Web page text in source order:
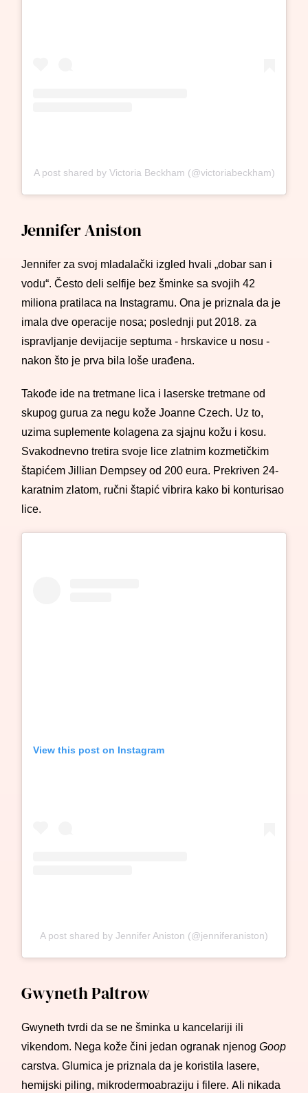
A post shared by Victoria Beckham (@victoriabeckham)
Jennifer Aniston
Jennifer za svoj mladalački izgled hvali „dobar san i
vodu“. Često deli selfije bez šminke sa svojih 42
miliona pratilaca na Instagramu. Ona je priznala da je
imala dve operacije nosa; poslednji put 2018. za
ispravljanje devijacije septuma - hrskavice u nosu -
nakon što je prva bila loše urađena.
Takođe ide na tretmane lica i laserske tretmane od
skupog gurua za negu kože Joanne Czech. Uz to,
uzima suplemente kolagena za sjajnu kožu i kosu.
Svakodnevno tretira svoje lice zlatnim kozmetičkim
štapićem Jillian Dempsey od 200 eura. Prekriven 24-
karatnim zlatom, ručni štapić vibrira kako bi konturisao
lice.
View this post on Instagram
A post shared by Jennifer Aniston (@jenniferaniston)
Gwyneth Paltrow
Gwyneth tvrdi da se ne šminka u kancelariji ili
vikendom. Nega kože čini jedan ogranak njenogGoop
carstva. Glumica je priznala da je koristila lasere,
hemijski piling, mikrodermoabraziju i filere. Ali nikada